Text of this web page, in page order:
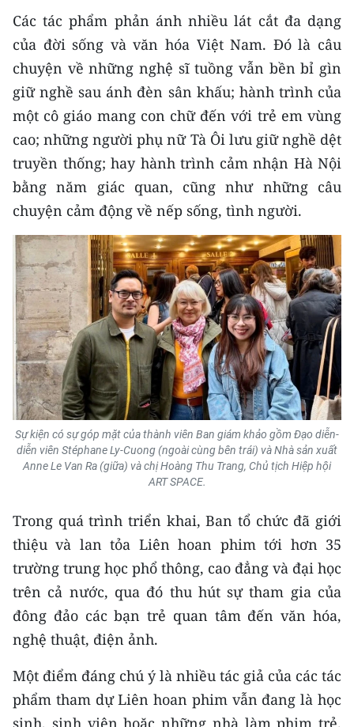
Chuyên trang TP. Hồ Chí Minh
CHUYÊN ĐỀ
CÁC CHUYÊN TRANG
VỀ BÁO NHÂN DÂN
THỜI NAY
NHÂN DÂN CUỐI TUẦN
NHÂN DÂN HẰNG THÁNG
MUA BÁO
ĐỌC BÁO IN
ENGLISH
中文
FRANÇAIS
ESPAÑOL
한국어
Các tác phẩm phản ánh nhiều lát cắt đa dạng
của đời sống và văn hóa Việt Nam. Đó là câu
chuyện về những nghệ sĩ tuồng vẫn bền bỉ gìn
giữ nghề sau ánh đèn sân khấu; hành trình của
một cô giáo mang con chữ đến với trẻ em vùng
cao; những người phụ nữ Tà Ôi lưu giữ nghề dệt
truyền thống; hay hành trình cảm nhận Hà Nội
bằng năm giác quan, cũng như những câu
chuyện cảm động về nếp sống, tình người.
Sự kiện có sự góp mặt của thành viên Ban giám khảo gồm Đạo diễn-
diễn viên Stéphane Ly-Cuong (ngoài cùng bên trái) và Nhà sản xuất
Anne Le Van Ra (giữa) và chị Hoàng Thu Trang, Chủ tịch Hiệp hội
ART SPACE.
Trong quá trình triển khai, Ban tổ chức đã giới
thiệu và lan tỏa Liên hoan phim tới hơn 35
trường trung học phổ thông, cao đẳng và đại học
trên cả nước, qua đó thu hút sự tham gia của
đông đảo các bạn trẻ quan tâm đến văn hóa,
nghệ thuật, điện ảnh.
Một điểm đáng chú ý là nhiều tác giả của các tác
phẩm tham dự Liên hoan phim vẫn đang là học
sinh, sinh viên hoặc những nhà làm phim trẻ.